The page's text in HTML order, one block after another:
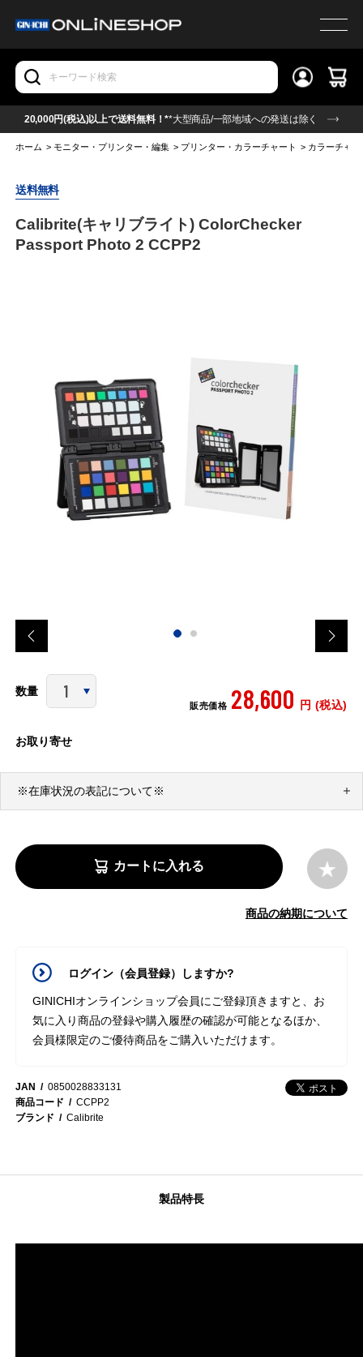
20,000円(税込)以上で送料無料！**大型商品/一部地域への発送は除く
ホーム >モニター・プリンター・編集 > プリンター・カラーチャート > カラーチャ
送料無料
Calibrite(キャリブライト) ColorChecker
Passport Photo 2 CCPP2
数量
販売価格 28,600 円 (税込)
お取り寄せ
※在庫状況の表記について※
カートに入れる
商品の納期について
ログイン（会員登録）しますか?
GINICHIオンラインショップ会員にご登録頂きますと、お
気に入り商品の登録や購入履歴の確認が可能となるほか、
会員様限定のご優待商品をご購入いただけます。
JAN
0850028833131
商品コード
CCPP2
ブランド
Calibrite
製品特長